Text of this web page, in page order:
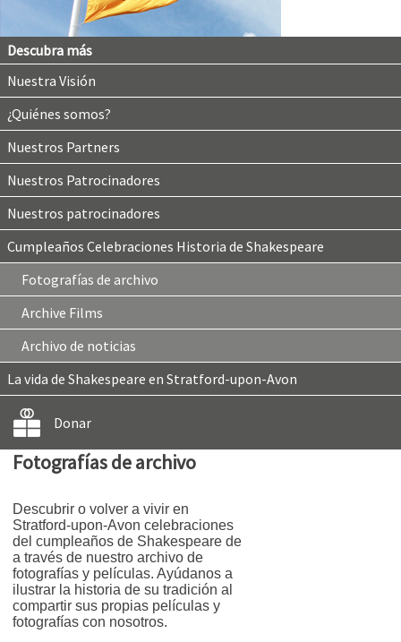
Descubra más
Nuestra Visión
¿Quiénes somos?
Nuestros Partners
Nuestros Patrocinadores
Nuestros patrocinadores
Cumpleaños Celebraciones Historia de Shakespeare
Fotografías de archivo
Archive Films
Archivo de noticias
La vida de Shakespeare en Stratford-upon-Avon
Donar
Fotografías de archivo
Descubrir o volver a vivir en
Stratford-upon-Avon celebraciones
del cumpleaños de Shakespeare de
a través de nuestro archivo de
fotografías y películas. Ayúdanos a
ilustrar la historia de su tradición al
compartir sus propias películas y
fotografías con nosotros.